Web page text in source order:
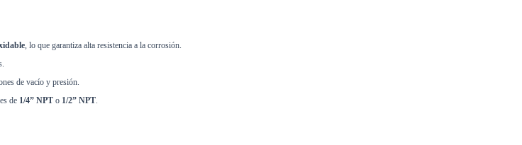
, lo que garantiza alta resistencia a la corrosión.
de vacío y presión.
de 1/4” NPT o 1/2” NPT.